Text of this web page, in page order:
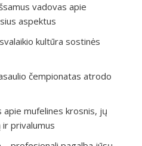
vadovas apie
aspektus
kultūra sostinės
čempionatas atrodo
apie mufelines krosnis, jų
privalumus